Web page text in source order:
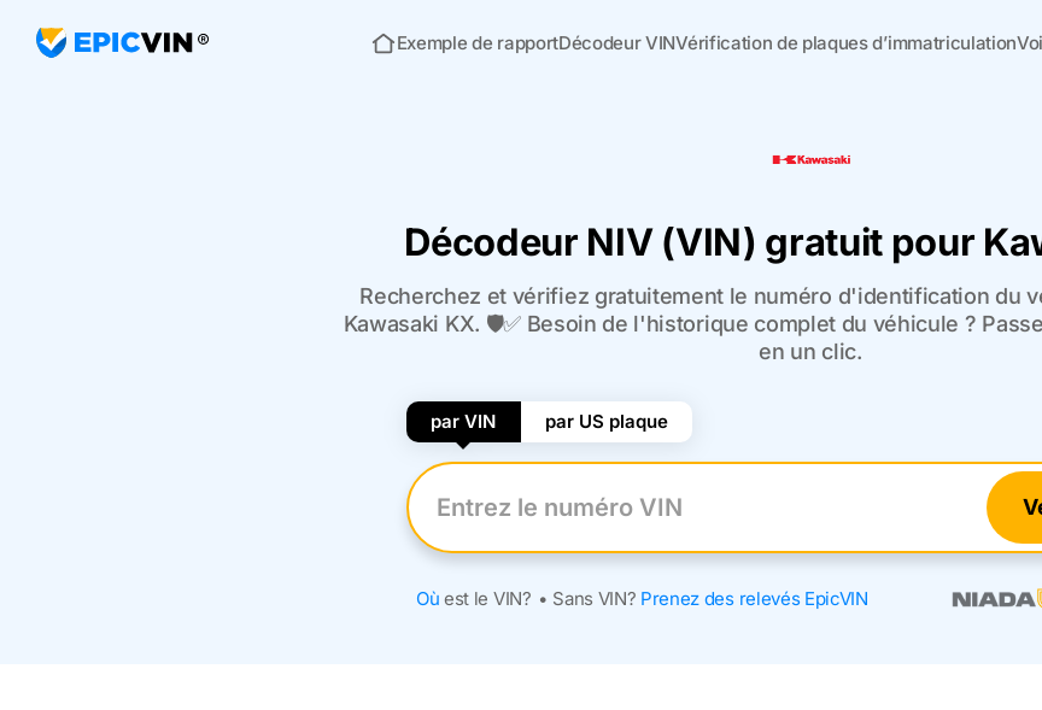
Acceuil
Exemple de rapportDécodeur VINVérification de plaques d’immatriculation
Décodeur NIV (VIN) gratuit pour
Recherchez et vérifiez gratuitement le numéro d'identification du
Kawasaki KX. 🛡️✅ Besoin de l'historique complet du véhicule ?
en un clic.
par VIN par US plaque
Entrez le numéro VIN
Où est le VIN? • Sans VIN? Prenez des relevés EpicVIN